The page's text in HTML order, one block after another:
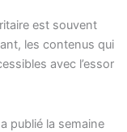
est souvent
les contenus qui
avec l’essor
publié la semaine